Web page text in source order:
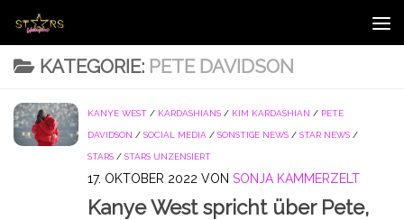
Zum Inhalt springen
KATEGORIE: PETE DAVIDSON
KANYE WEST / KARDASHIANS / KIM KARDASHIAN / PETE
DAVIDSON / SOCIAL MEDIA / SONSTIGE NEWS / STAR NEWS /
STARS / STARS UNZENSIERT
17. OKTOBER 2022 VON SONJA KAMMERZELT
Kanye West spricht über Pete,